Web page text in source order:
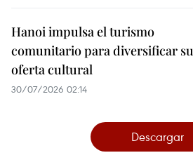
Hanoi impulsa el turismo
comunitario para diversificar su
oferta cultural
30/07/2026 02:14
Descargar